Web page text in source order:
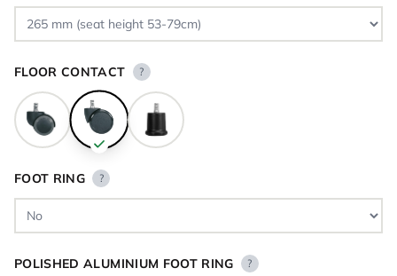
FLOOR CONTACT ?
FOOT RING ?
POLISHED ALUMINIUM FOOT RING ?